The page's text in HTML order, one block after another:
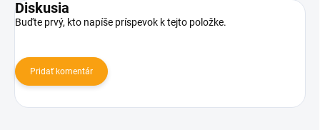
Diskusia
Buďte prvý, kto napíše príspevok k tejto položke.
Pridať komentár